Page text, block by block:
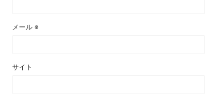
メール ※
サイト